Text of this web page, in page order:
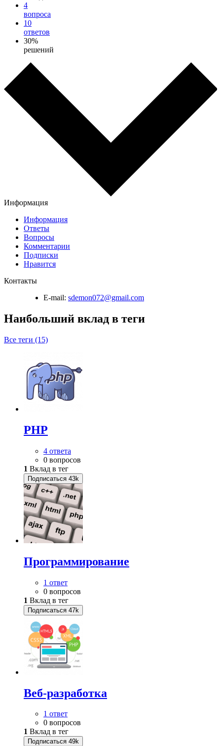
4
вопроса
10
ответов
30%
решений
Информация
Информация
Ответы
Вопросы
Комментарии
Подписки
Нравится
Контакты
E-mail: sdemon072@gmail.com
Наибольший вклад в теги
Все теги (15)
PHP
4 ответа
0 вопросов
1 Вклад в тег
Подписаться 43k
Программирование
1 ответ
0 вопросов
1 Вклад в тег
Подписаться 47k
Веб-разработка
1 ответ
0 вопросов
1 Вклад в тег
Подписаться 49k